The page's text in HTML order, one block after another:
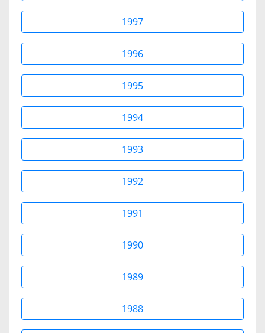
1997
1996
1995
1994
1993
1992
1991
1990
1989
1988